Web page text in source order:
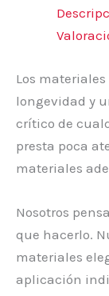
Los
longevidad y
crítico de
presta poca
materiales
Nosotros
que hacerlo.
materiales
aplicación